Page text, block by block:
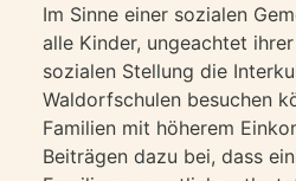
Im Sinne einer sozialen
alle Kinder, ungeachtet
sozialen Stellung die
Waldorfschulen besuchen
Familien mit höherem
Beiträgen dazu bei, dass